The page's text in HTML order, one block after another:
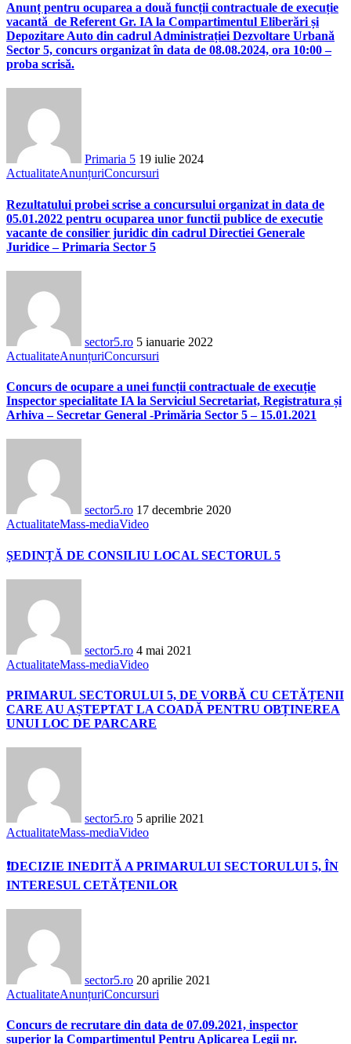
Anunț pentru ocuparea a două funcții contractuale de execuție
vacantă de Referent Gr. IA la Compartimentul Eliberări și
Depozitare Auto din cadrul Administrației Dezvoltare Urbană
Sector 5, concurs organizat în data de 08.08.2024, ora 10:00 –
proba scrisă.
Primaria 5 19 iulie 2024
ActualitateAnunțuriConcursuri
Rezultatului probei scrise a concursului organizat in data de
05.01.2022 pentru ocuparea unor functii publice de executie
vacante de consilier juridic din cadrul Directiei Generale
Juridice – Primaria Sector 5
sector5.ro 5 ianuarie 2022
ActualitateAnunțuriConcursuri
Concurs de ocupare a unei funcții contractuale de execuție
Inspector specialitate IA la Serviciul Secretariat, Registratura și
Arhiva – Secretar General -Primăria Sector 5 – 15.01.2021
sector5.ro 17 decembrie 2020
ActualitateMass-mediaVideo
ȘEDINȚĂ DE CONSILIU LOCAL SECTORUL 5
sector5.ro 4 mai 2021
ActualitateMass-mediaVideo
PRIMARUL SECTORULUI 5, DE VORBĂ CU CETĂȚENII
CARE AU AȘTEPTAT LA COADĂ PENTRU OBȚINEREA
UNUI LOC DE PARCARE
sector5.ro 5 aprilie 2021
ActualitateMass-mediaVideo
❗️DECIZIE INEDITĂ A PRIMARULUI SECTORULUI 5, ÎN
INTERESUL CETĂȚENILOR
sector5.ro 20 aprilie 2021
ActualitateAnunțuriConcursuri
Concurs de recrutare din data de 07.09.2021, inspector
superior la Compartimentul Pentru Aplicarea Legii nr.